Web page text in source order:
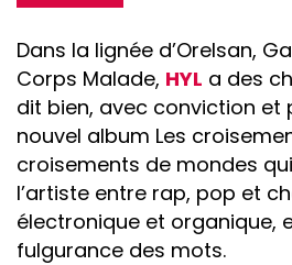
Dans la lignée d’Orelsan,
Corps Malade, HYL a des
dit bien, avec conviction et
nouvel album Les
croisements de mondes
l’artiste entre rap, pop et
électronique et organique,
fulgurance des mots.